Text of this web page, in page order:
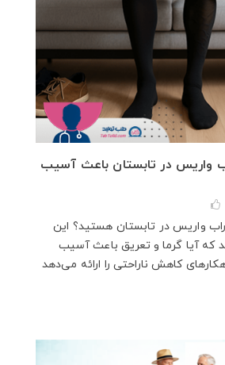
واریس در تابستان باعث آسیب
واریس در تابستان هستید؟ این
آیا گرما و تعریق باعث آسیب
کاهش ناراحتی را ارائه می‌دهد